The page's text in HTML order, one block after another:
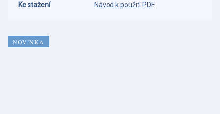
NOVINKA
Ke stažení
Návod k použití PDF